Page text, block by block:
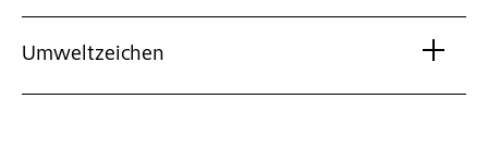
Umweltzeichen